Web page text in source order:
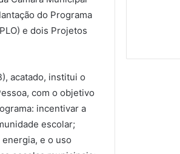
do Programa
e dois Projetos
acatado, institui o
com o objetivo
incentivar a
escolar;
e o uso